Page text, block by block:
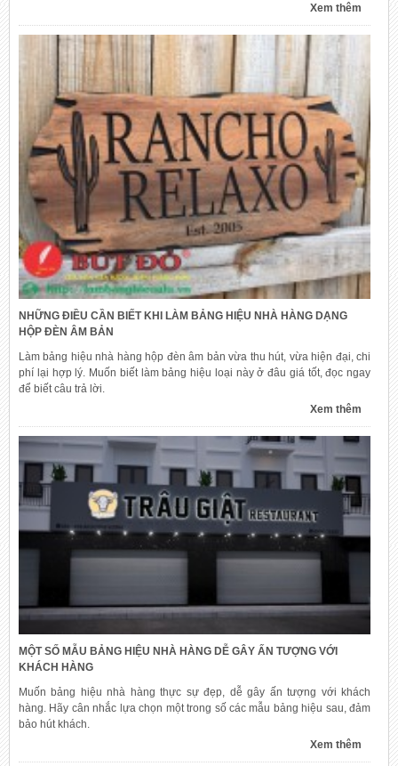
Xem thêm
NHỮNG ĐIỀU CẦN BIẾT KHI LÀM BẢNG HIỆU NHÀ HÀNG DẠNG
HỘP ĐÈN ÂM BẢN
Làm bảng hiệu nhà hàng hộp đèn âm bản vừa thu hút, vừa hiện đại, chi
phí lại hợp lý. Muốn biết làm bảng hiệu loại này ở đâu giá tốt, đọc ngay
để biết câu trả lời.
Xem thêm
MỘT SỐ MẪU BẢNG HIỆU NHÀ HÀNG DỄ GÂY ẤN TƯỢNG VỚI
KHÁCH HÀNG
Muốn bảng hiệu nhà hàng thực sự đẹp, dễ gây ấn tượng với khách
hàng. Hãy cân nhắc lựa chọn một trong số các mẫu bảng hiệu sau, đảm
bảo hút khách.
Xem thêm